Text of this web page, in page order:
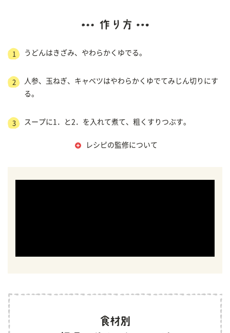
1 うどんはきざみ、やわらかくゆでる。
2
人参、玉ねぎ、キャベツはやわらかくゆでてみじん切りにす
る。
3 スープに1．と2．を入れて煮て、粗くすりつぶす。
レシピの監修について